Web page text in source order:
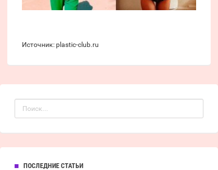
Источник: plastic-club.ru
ПОСЛЕДНИЕ СТАТЬИ